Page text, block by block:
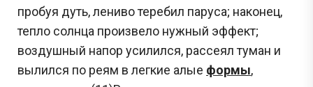
пробуя дуть, лениво теребил паруса; наконец,
тепло солнца произвело нужный эффект;
воздушный напор усилился, рассеял туман и
вылился по реям в легкие алые формы,